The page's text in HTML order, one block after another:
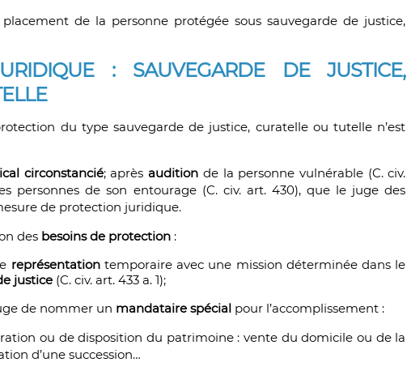
de la personne protégée sous sauvegarde de justice,
: SAUVEGARDE DE JUSTICE,
du type sauvegarde de justice, curatelle ou tutelle n’est
circonstancié; aprèsaudition de la personne vulnérable (C. civ.
personnes de son entourage (C. civ. art. 430), que le juge des
de protection juridique.
des besoins de protection:
représentationtemporaire avec une mission déterminée dans le
justice(C. civ. art. 433 a. 1);
de nommer un mandataire spécialpour l’accomplissement :
ou de disposition du patrimoine : vente du domicile ou de la
d’une succession…